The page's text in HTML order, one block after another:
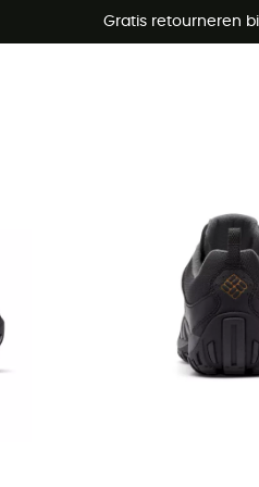
Gratis retourneren
🔥 -5% EXTRA